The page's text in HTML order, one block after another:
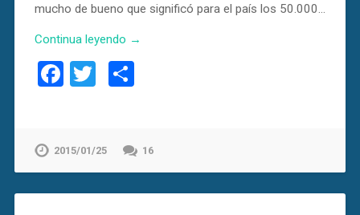
mucho de bueno que significó para el país los 50.000…
Continua leyendo →
Facebook
Twitter
2015/01/25 16